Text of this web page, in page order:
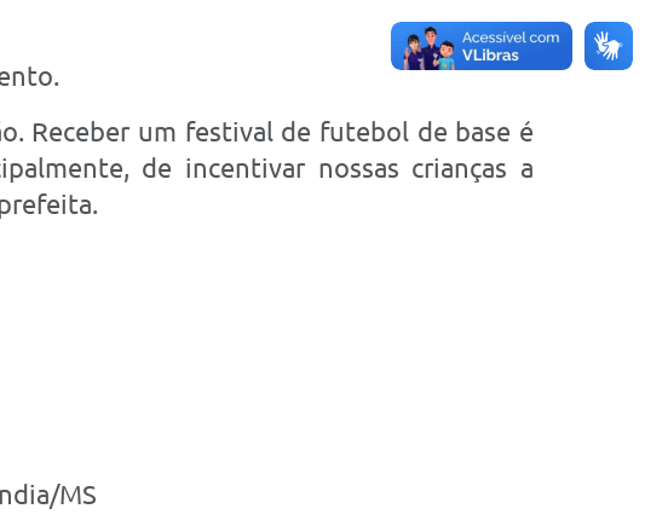
Receber um festival de futebol de base é
de incentivar nossas crianças a
MS